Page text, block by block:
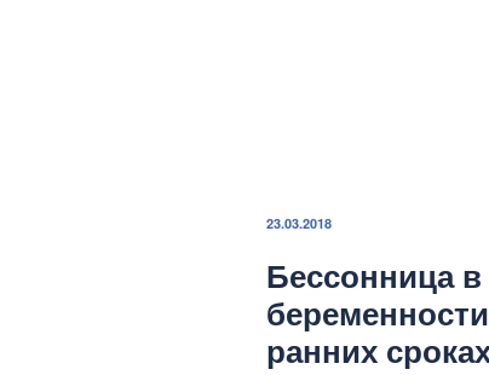
ОПУБЛИКОВАНО
23.03.2018
Бессонница
ранних